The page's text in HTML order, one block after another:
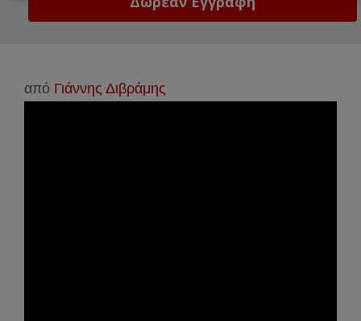
από Γιάννης Διβράμης